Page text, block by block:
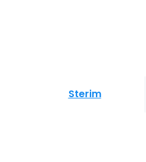
Sterim